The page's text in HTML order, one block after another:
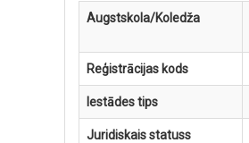
Augstskola/Koledža
Reģistrācijas kods
Iestādes tips
Juridiskais statuss